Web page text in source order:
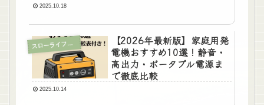
2025.10.18
ス ローライフに役立つ情報
【2026年最新版】家庭用発
電機おすすめ10選！静音・
高出力・ポータブル電源ま
で徹底比較
2025.10.14